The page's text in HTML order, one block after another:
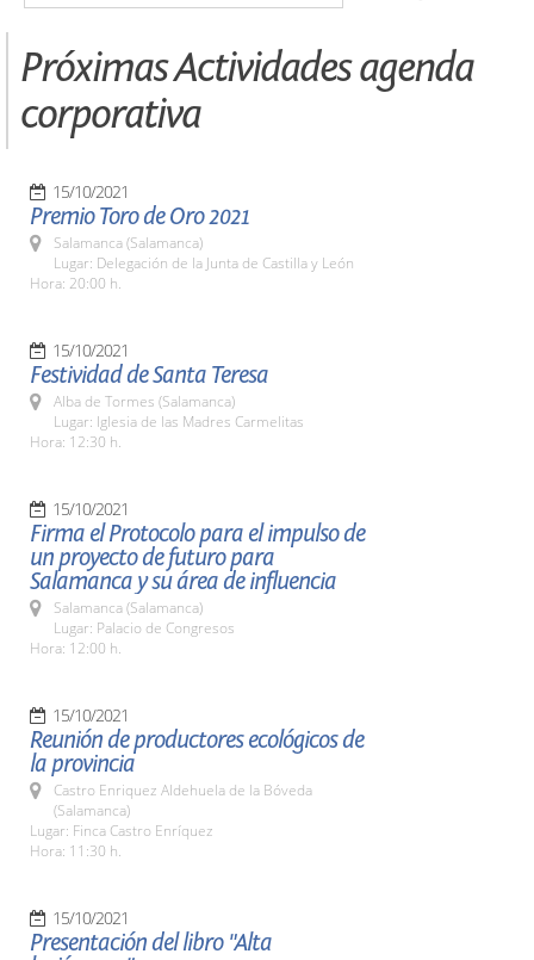
Próximas Actividades agenda
corporativa
15/10/2021
Premio Toro de Oro 2021
Salamanca (Salamanca)
Lugar: Delegación de la Junta de Castilla y León
Hora: 20:00 h.
15/10/2021
Festividad de Santa Teresa
Alba de Tormes (Salamanca)
Lugar: Iglesia de las Madres Carmelitas
Hora: 12:30 h.
15/10/2021
Firma el Protocolo para el impulso de
un proyecto de futuro para
Salamanca y su área de influencia
Salamanca (Salamanca)
Lugar: Palacio de Congresos
Hora: 12:00 h.
15/10/2021
Reunión de productores ecológicos de
la provincia
Castro Enriquez Aldehuela de la Bóveda
(Salamanca)
Lugar: Finca Castro Enríquez
Hora: 11:30 h.
15/10/2021
Presentación del libro "Alta